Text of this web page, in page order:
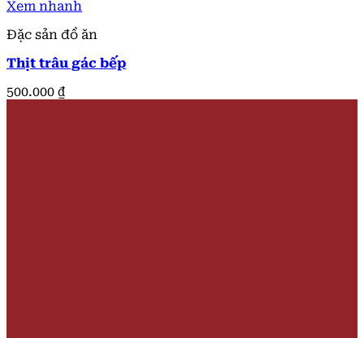
Xem nhanh
Đặc sản đồ ăn
Thịt trâu gác bếp
500.000 ₫